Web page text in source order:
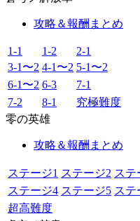
攻略＆報酬まとめ
1-1 1-2
2-1
3-1〜2 4-1〜2 5-1〜2
6-1〜2 6-3
7-1
7-2
8-1
究極難度
零の英雄
攻略＆報酬まとめ
ステージ1 ステージ2 ステ
ステージ4 ステージ5 ステ
超高難度